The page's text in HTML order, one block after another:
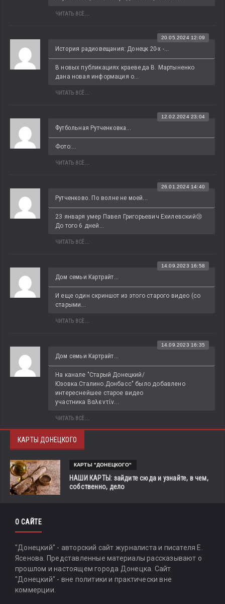
ЧИТАТЬ ВСЁ...
История радиовещания: Донецк 20-х -...
20.05.2024 12:09
В новых публикациях краеведа В. Мартыненко
дана новая информация о...
ЧИТАТЬ ВСЁ...
Футбольная Рутченковка...
12.02.2024 23:04
Фото:...
ЧИТАТЬ ВСЁ...
Рутченково. По волне не моей...
26.01.2024 14:40
23 января умер Павел Григорьевич Ехилевский😢
До того 6 дней...
ЧИТАТЬ ВСЁ...
Дом семьи Картрайт...
14.09.2023 16:58
И еще один скриншот из этого старого видео (со
старыми...
ЧИТАТЬ ВСЁ...
Дом семьи Картрайт...
14.09.2023 16:35
На канале "Старый Донецкий/
Юзовка.Сталино.Донбасс" было добавлено
интереснейшее старое видео
участника Βαλεντίν...
ЧИТАТЬ ВСЁ...
КАРТЫ ДОНЕЦКОГО
КАРТЫ "ДОНЕЦКОГО"
НАШИ КАРТЫ: зайдите сюда и узнайте, в чем,
собственно, дело
О САЙТЕ
"Донецкий" - авторский сайт журналиста и писателя Е.
Ясенова. Представленные материалы рассказывают о
прошлом и настоящем города Донецка. Сайт
"Донецкий" - вне политики и практически вне
коммерции.